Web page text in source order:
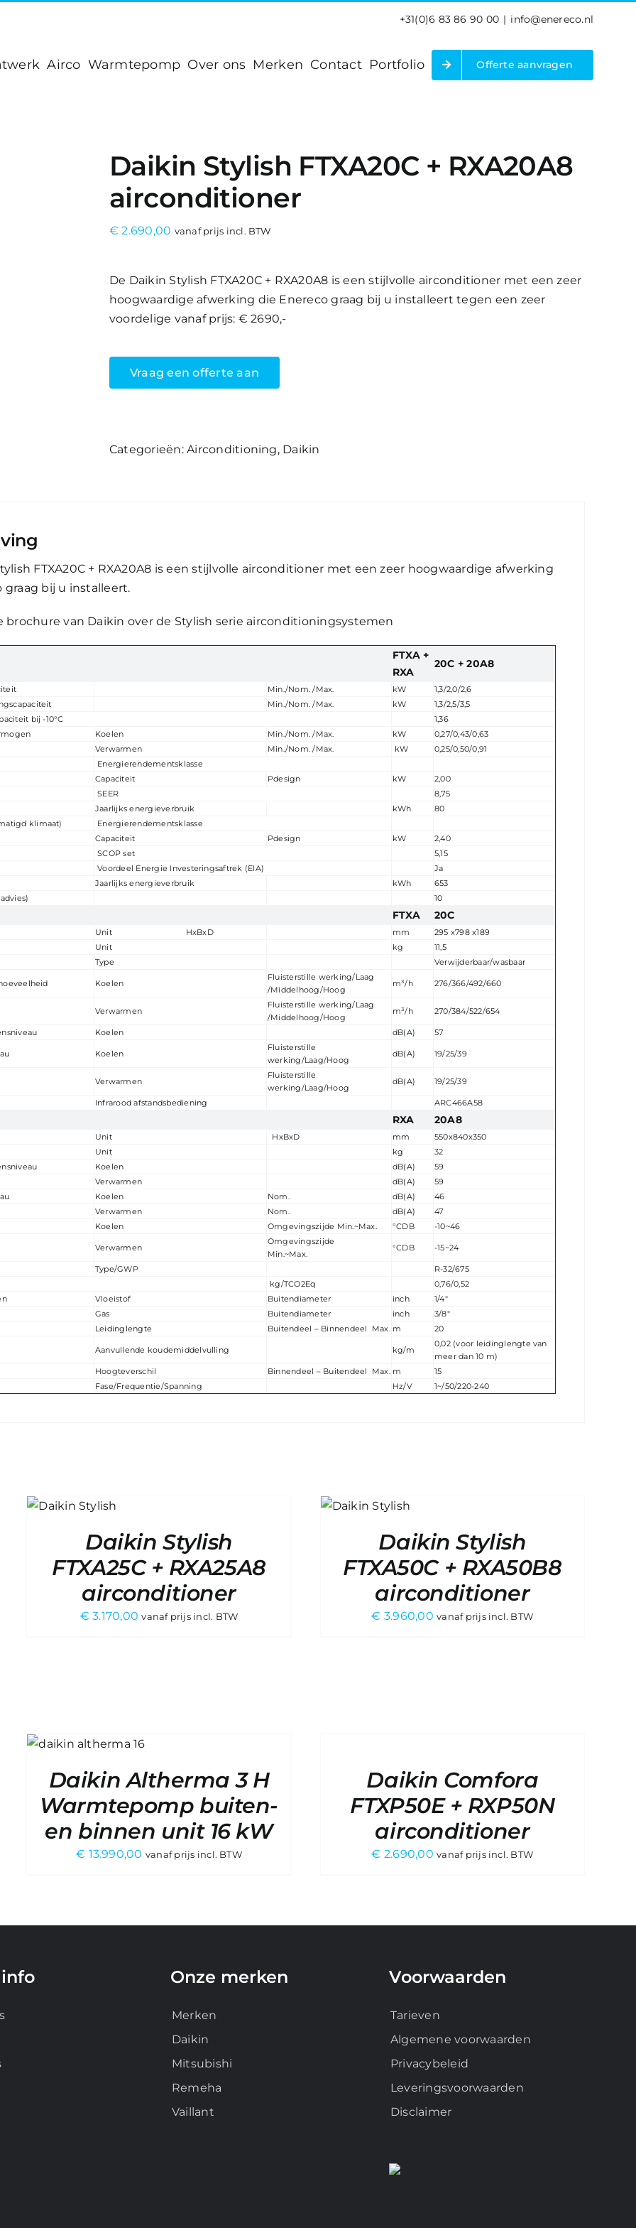
+31(0)6 83 86 90 00 | info@enereco.nl
Airco Warmtepomp Over ons Merken Contact Portfolio Offerte aanvragen
Daikin Stylish FTXA20C + RXA20A8
airconditioner
€ 2.690,00 vanaf prijs incl. BTW
De Daikin Stylish FTXA20C + RXA20A8 is een stijlvolle airconditioner met een zeer
hoogwaardige afwerking die Enereco graag bij u installeert tegen een zeer
voordelige vanaf prijs: € 2690,-
Vraag een offerte aan
Categorieën:Airconditioning, Daikin
FTXA20C + RXA20A8 is een stijlvolle airconditioner met een zeer hoogwaardige afwerking
graag bij u installeert.
brochure van Daikin over de Stylish serie airconditioningsystemen
FTXA +
RXA
20C + 20A8
Min./Nom. /Max. kW
1,3/2,0/2,6
Min./Nom. /Max. kW
1,3/2,5/3,5
bij -10°C
1,36
Koelen Min./Nom. /Max. kW
0,27/0,43/0,63
Verwarmen
Min./Nom. /Max. kW
0,25/0,50/0,91
Energierendementsklasse
Capaciteit
Pdesign kW
2,00
SEER
8,75
Jaarlijks energieverbruik
kWh
80
klimaat)
Energierendementsklasse
Capaciteit
Pdesign kW
2,40
SCOP set
5,15
Voordeel Energie Investeringsaftrek (EIA)
Ja
Jaarlijks energieverbruik
kWh
653
10
FTXA 20C
Unit HxBxD mm
295 x798 x189
Unit kg
11,5
Type Verwijderbaar/wasbaar
Koelen
Fluisterstille werking/Laag
/Middelhoog/Hoog
m³/h 276/366/492/660
Verwarmen
Fluisterstille werking/Laag
/Middelhoog/Hoog
m³/h 270/384/522/654
Koelen dB(A) 57
Koelen
Fluisterstille
werking/Laag/Hoog
dB(A) 19/25/39
Verwarmen
Fluisterstille
werking/Laag/Hoog
dB(A) 19/25/39
Infrarood afstandsbediening ARC466A58
RXA 20A8
Unit HxBxD mm
550x840x350
Unit kg
32
Koelen dB(A)
59
Verwarmen
dB(A)
59
Koelen Nom. dB(A)
46
Verwarmen
Nom. dB(A)
47
Koelen Omgevingszijde Min.~Max. °CDB -10~46
Verwarmen
Omgevingszijde
Min.~Max.
°CDB -15~24
Type/GWP
R-32/675
kg/TCO2Eq
0,76/0,52
Vloeistof Buitendiameter inch
1/4″
Gas
Buitendiameter inch
3/8″
Leidinglengte
Buitendeel – Binnendeel Max. m 20
Aanvullende koudemiddelvulling kg/m
0,02 (voor leidinglengte van
meer dan 10 m)
Hoogteverschil
Binnendeel – Buitendeel Max. m
15
Fase/Frequentie/Spanning Hz/V 1~/50/220-240
Daikin Stylish
FTXA25C + RXA25A8
airconditioner
€ 3.170,00 vanaf prijs incl. BTW
Daikin Stylish
FTXA50C + RXA50B8
airconditioner
€ 3.960,00 vanaf prijs incl. BTW
Daikin Altherma 3 H
Warmtepomp buiten-
en binnen unit 16 kW
€ 13.990,00 vanaf prijs incl. BTW
Daikin Comfora
FTXP50E + RXP50N
airconditioner
€ 2.690,00 vanaf prijs incl. BTW
Onze merken
Merken
Daikin
Mitsubishi
Remeha
Vaillant
Voorwaarden
Tarieven
Algemene voorwaarden
Privacybeleid
Leveringsvoorwaarden
Disclaimer